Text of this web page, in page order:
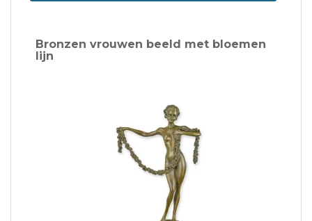
Bronzen vrouwen beeld met bloemen
lijn